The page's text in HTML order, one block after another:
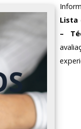
Lista
–